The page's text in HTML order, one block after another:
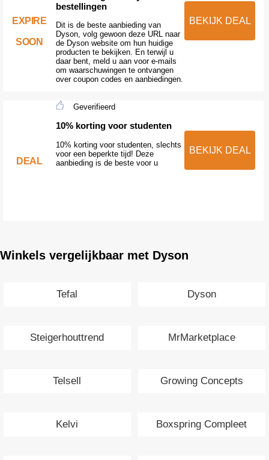
EXPIRE
SOON
bestellingen
Dit is de beste aanbieding van
Dyson, volg gewoon deze URL naar
de Dyson website om hun huidige
producten te bekijken. En terwijl u
daar bent, meld u aan voor e-mails
om waarschuwingen te ontvangen
over coupon codes en aanbiedingen.
BEKIJK DEAL
DEAL
Geverifieerd
10% korting voor studenten
10% korting voor studenten, slechts
voor een beperkte tijd! Deze
aanbieding is de beste voor u
BEKIJK DEAL
Winkels vergelijkbaar met Dyson
Tefal Dyson
Steigerhouttrend MrMarketplace
Telsell Growing Concepts
Kelvi Boxspring Compleet